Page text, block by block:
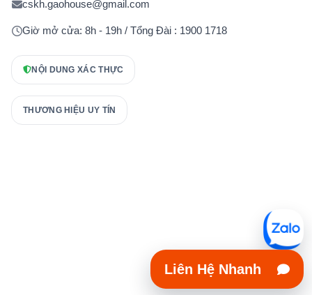
cskh.gaohouse@gmail.com
Giờ mở cửa: 8h - 19h / Tổng Đài : 1900 1718
NỘI DUNG XÁC THỰC
THƯƠNG HIỆU UY TÍN
Liên Hệ Nhanh